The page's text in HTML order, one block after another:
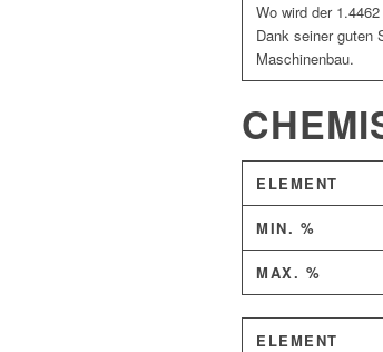
Wo wird der
Dank seiner guten
Maschinenbau.
ELEMENT
MIN. %
MAX. %
ELEMENT